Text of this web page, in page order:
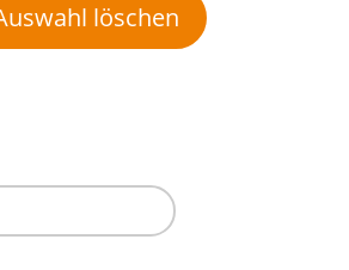
löschen